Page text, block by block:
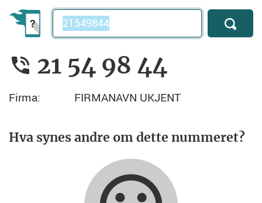
Telefonnummer
21 54 98 44
Firma: FIRMANAVN UKJENT
Hva synes andre om dette nummeret?